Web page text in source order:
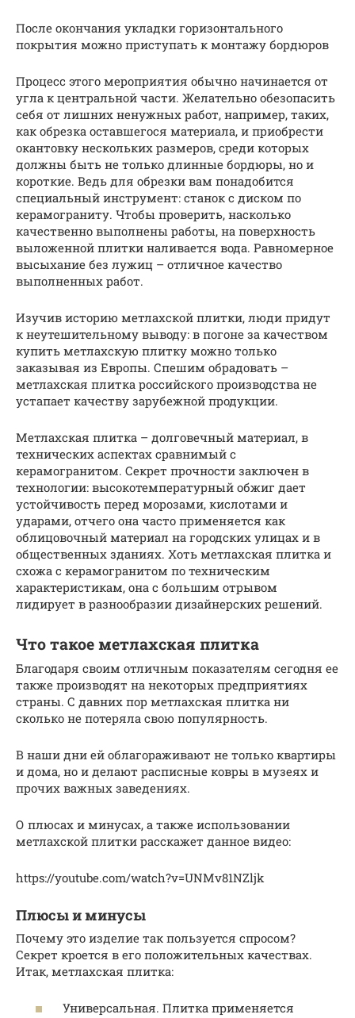
После окончания укладки горизонтального
покрытия можно приступать к монтажу бордюров
Процесс этого мероприятия обычно начинается от
угла к центральной части. Желательно обезопасить
себя от лишних ненужных работ, например, таких,
как обрезка оставшегося материала, и приобрести
окантовку нескольких размеров, среди которых
должны быть не только длинные бордюры, но и
короткие. Ведь для обрезки вам понадобится
специальный инструмент: станок с диском по
керамограниту. Чтобы проверить, насколько
качественно выполнены работы, на поверхность
выложенной плитки наливается вода. Равномерное
высыхание без лужиц – отличное качество
выполненных работ.
Изучив историю метлахской плитки, люди придут
к неутешительному выводу: в погоне за качеством
купить метлахскую плитку можно только
заказывая из Европы. Спешим обрадовать –
метлахская плитка российского производства не
устапает качеству зарубежной продукции.
Метлахская плитка – долговечный материал, в
технических аспектах сравнимый с
керамогранитом. Секрет прочности заключен в
технологии: высокотемпературный обжиг дает
устойчивость перед морозами, кислотами и
ударами, отчего она часто применяется как
облицовочный материал на городских улицах и в
общественных зданиях. Хоть метлахская плитка и
схожа с керамогранитом по техническим
характеристикам, она с большим отрывом
лидирует в разнообразии дизайнерских решений.
Что такое метлахская плитка
Благодаря своим отличным показателям сегодня ее
также производят на некоторых предприятиях
страны. С давних пор метлахская плитка ни
сколько не потеряла свою популярность.
В наши дни ей облагораживают не только квартиры
и дома, но и делают расписные ковры в музеях и
прочих важных заведениях.
О плюсах и минусах, а также использовании
метлахской плитки расскажет данное видео:
https://youtube.com/watch?v=UNMv81NZljk
Плюсы и минусы
Почему это изделие так пользуется спросом?
Секрет кроется в его положительных качествах.
Итак, метлахская плитка:
Универсальная. Плитка применяется